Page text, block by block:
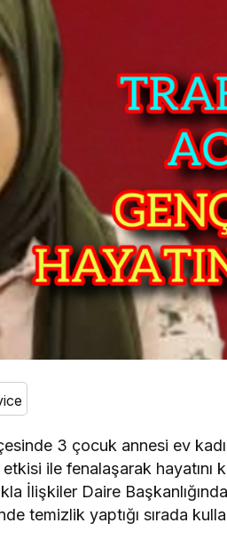
3 çocuk annesi ev
ile fenalaşarak
İlişkiler Daire
temizlik yaptığı sırada